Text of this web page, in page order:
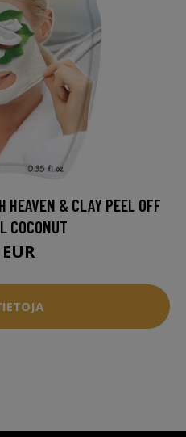
HEAVEN & CLAY PEEL OFF
COCONUT